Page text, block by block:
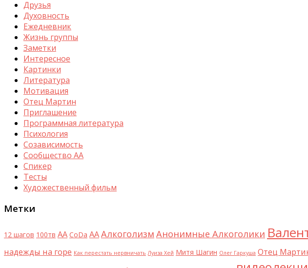
Друзья
Духовность
Ежедневник
Жизнь группы
Заметки
Интересное
Картинки
Литература
Мотивация
Отец Мартин
Приглашение
Программная литература
Психология
Созависимость
Сообщество АА
Спикер
Тесты
Художественный фильм
Метки
12 шагов 100тв AA CoDa АААлкоголизм Анонимные Алкоголики
надежды на горе Как перестать нервничать Луиза Хей Митя Шагин Олег Гаркуша Отец